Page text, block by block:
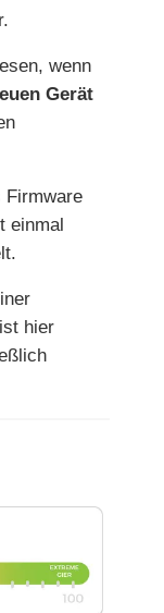
wenn
Gerät
Firmware
einmal
hier